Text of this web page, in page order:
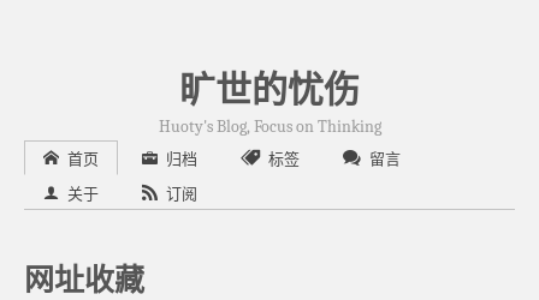
旷世的忧伤
Huoty's Blog, Focus on Thinking
首页 归档 标签 留言
关于 订阅
网址收藏